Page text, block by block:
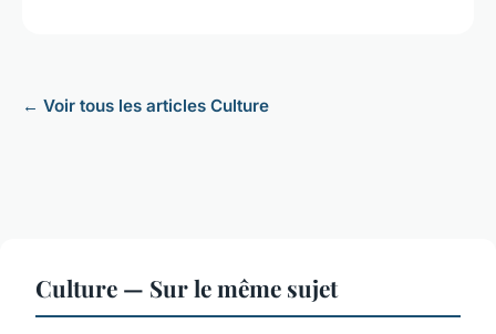
← Voir tous les articles Culture
Culture — Sur le même sujet